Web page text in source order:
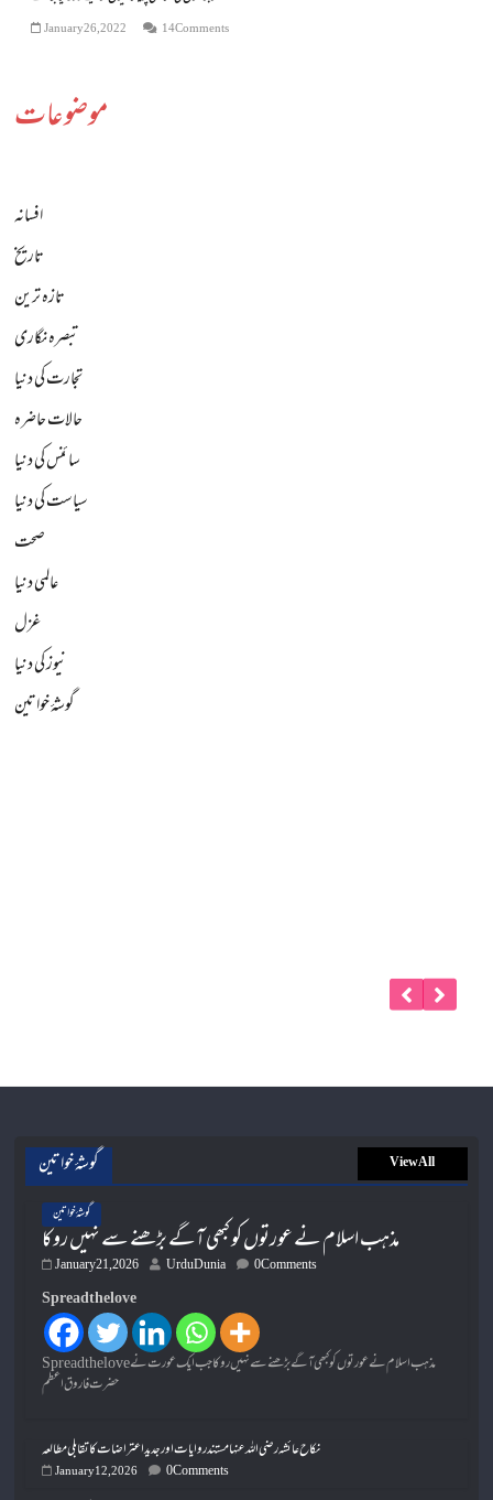
January 26, 2022 14 Comments
موضوعات
افسانہ
تاریخ
تازہ ترین
تبصرہ نگاری
تجارت کی دنیا
حالات حاضرہ
سائنس کی دنیا
سیاست کی دنیا
صحت
عالمی دنیا
غزل
نیوز کی دنیا
گوشۂ خواتین
گوشۂ خواتین View All
گوشۂ خواتین
مذہب اسلام نے عورتوں کو کبھی آگے بڑھنے سے نہیں روکا
January 21, 2026 UrduDunia 0 Comments
Spread the love
Spread the loveمذہب اسلام نے عورتوں کو کبھی آگے بڑھنے سے نہیں روکا جب ایک عورت نے
حضرت فاروق اعظم
نکاح عائشہ رضی اللہ عنہا مستند روایات اور جدید اعتراضات کا تقابلی مطالعہ
January 12, 2026 0 Comments